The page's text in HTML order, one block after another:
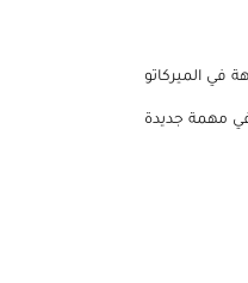
في الميركاتو
مهمة جديدة